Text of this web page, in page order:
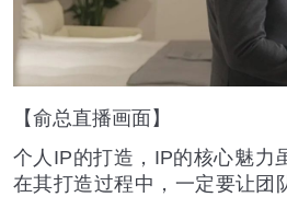
【俞总直播画面】
个人 IP的打造， IP的核心魅力
在其打造过程中，一定要让团